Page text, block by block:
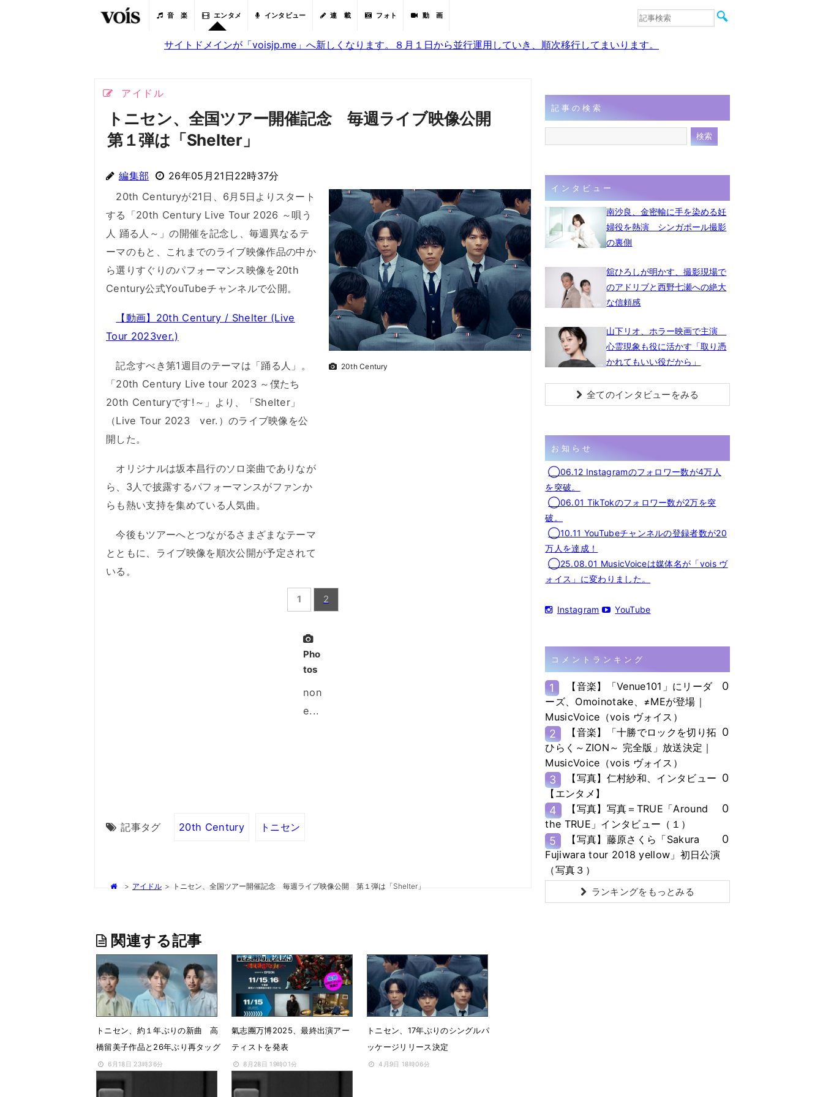
音 楽 エンタメ インタビュー 連 載 フォト 動 画
音楽
サイトドメインが「voisjp.me」へ新しくなります。８月１日から並行運用していき、順次移行してまいります。
アイドル
トニセン、全国ツアー開催記念 毎週ライブ映像公開
第１弾は「Shelter」
編集部 26年05月21日22時37分
20th Century
20th Centuryが21日、6月5日よりスタート
する「20th Century Live Tour 2026 ～唄う
人 踊る人～」の開催を記念し、毎週異なるテ
ーマのもと、これまでのライブ映像作品の中か
ら選りすぐりのパフォーマンス映像を20th
Century公式YouTubeチャンネルで公開。
【動画】20th Century / Shelter (Live
Tour 2023ver.)
記念すべき第1週目のテーマは「踊る人」。
「20th Century Live tour 2023 ～僕たち
20th Centuryです!～」より、「Shelter」
（Live Tour 2023 ver.）のライブ映像を公
開した。
オリジナルは坂本昌行のソロ楽曲でありなが
ら、3人で披露するパフォーマンスがファンか
らも熱い支持を集めている人気曲。
今後もツアーへとつながるさまざまなテーマ
とともに、ライブ映像を順次公開が予定されて
いる。
1 2
Pho
tos
non
e...
記事タグ 20th Century トニセン
> アイドル > トニセン、全国ツアー開催記念 毎週ライブ映像公開 第１弾は「Shelter」
関連する記事
トニセン、約１年ぶりの新曲 高
橋留美子作品と26年ぶり再タッグ
6月18日 23時36分
氣志團万博2025、最終出演アー
ティストを発表
8月28日 19時01分
トニセン、17年ぶりのシングルパ
ッケージリリース決定
4月9日 18時06分
記事の検索
インタビュー
南沙良、金密輸に手を染める妊
婦役を熱演 シンガポール撮影
の裏側
舘ひろしが明かす、撮影現場で
のアドリブと西野七瀬への絶大
な信頼感
山下リオ、ホラー映画で主演
心霊現象も役に活かす「取り憑
かれてもいい役だから」
全てのインタビューをみる
お知らせ
◯06.12 Instagramのフォロワー数が4万人
を突破。
◯06.01 TikTokのフォロワー数が2万を突
破。
◯10.11 YouTubeチャンネルの登録者数が20
万人を達成！
◯25.08.01 MusicVoiceは媒体名が「vois ヴ
ォイス」に変わりました。
Instagram YouTube
コメントランキング
1
【音楽】「Venue101」にリーダ
ーズ、Omoinotake、≠MEが登場｜
MusicVoice（vois ヴォイス）
0
2
【音楽】「十勝でロックを切り拓
ひらく～ZION～ 完全版」放送決定｜
MusicVoice（vois ヴォイス）
0
3
【写真】仁村紗和、インタビュー
【エンタメ】
0
4
【写真】写真＝TRUE「Around
the TRUE」インタビュー（１）
0
5
【写真】藤原さくら「Sakura
Fujiwara tour 2018 yellow」初日公演
（写真３）
0
ランキングをもっとみる